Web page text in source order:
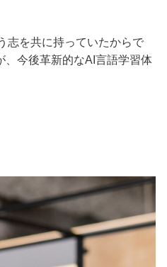
志を共に持っていたからで
、今後革新的なAI言語学習体